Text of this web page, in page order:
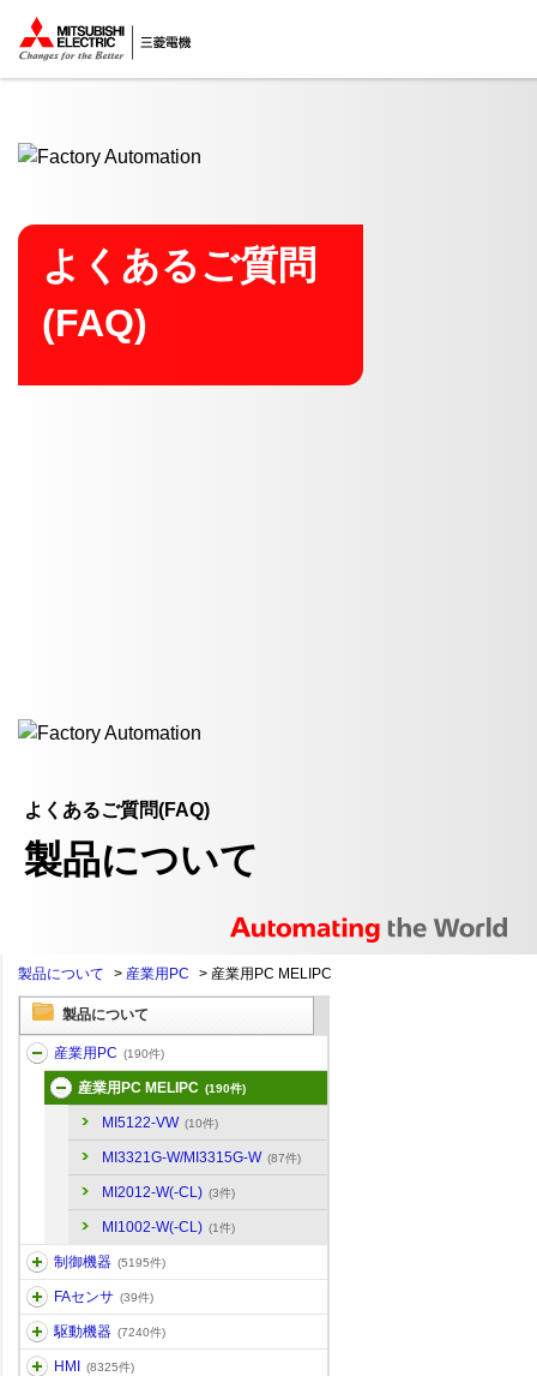
ここから本文
よくあるご質問
(FAQ)
よくあるご質問(FAQ)
製品について
製品について > 産業用PC > 産業用PC MELIPC
製品について
産業用PC (190件)
産業用PC MELIPC (190件)
MI5122-VW (10件)
MI3321G-W/MI3315G-W (87件)
MI2012-W(-CL) (3件)
MI1002-W(-CL) (1件)
制御機器 (5195件)
FAセンサ (39件)
駆動機器 (7240件)
HMI (8325件)